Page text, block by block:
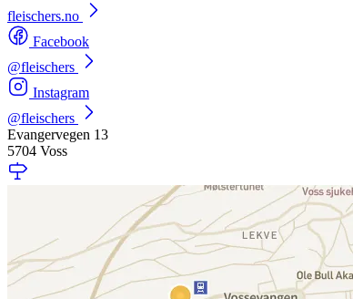
fleischers.no
Facebook
@fleischers
Instagram
@fleischers
Evangervegen 13
5704 Voss